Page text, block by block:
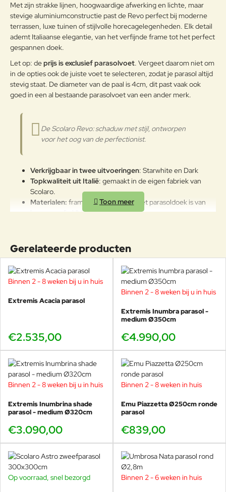
Aluminium
regelmatig te reinigen. Verricht de
reiniging vaker op plaatsen die
door een grote vochtigheid of een
zeeklimaat worden gekenmerkt.
en met water of neutrale
reinigingsmiddelen te reinigen. De
langdurige en continue
blootstelling aan intense uv-
eigenschappen van de mooie
gekleurde polyestercoating
lange tijd niet gebruikt worden of
in de winter te reinigen en op een
beschermde plek op te bergen of
af te dekken met de parasolhoes.
Waardering:
Waarderin
g:
Slecht Goed
Verder
Met zijn strakke lijnen, hoogwaardige afwerking en lichte, maar
stevige aluminiumconstructie past de Revo perfect bij moderne
terrassen, luxe tuinen of stijlvolle horecagelegenheden. Elk detail
ademt Italiaanse elegantie, van het verfijnde frame tot het perfect
gespannen doek.
Let op: deprijs is exclusief parasolvoet. Vergeet daarom niet om
in de opties ook de juiste voet te selecteren, zodat je parasol altijd
stevig staat. De diameter van de paal is 4cm, dit past vaak ook
goed in een al bestaande parasolvoet van een ander merk.
De Scolaro Revo: schaduw met stijl, ontworpen
voor het oog van de perfectionist.
Verkrijgbaar in twee uitvoeringen: Starwhite en Dark
Topkwaliteit uit Italië: gemaakt in de eigen fabriek van
Scolaro.
Materialen: frame van aluminium, het parasoldoek is van
hoogwaardig UV-bestendig Acryl.
in en uit te klappen.
Exclusief hoes: Een hoogwaardige parasolhoes kan bij de
Duurzaam, weerbestendig en onderhoudsvriendelijk.
Kom de Scolaro Revo parasol beijken in onze
winkel, we hebben hier altijd meerdere Scolaro
Met de Scolaro Revo centrale parasol kies je voor stijlvolle
schaduw en ultiem gemak, een echte eyecatcher die jarenlang
meegaat.
Gerelateerde producten
Binnen 2 - 8 weken bij u in huis
Extremis Acacia parasol
€2.535,00
Binnen 2 - 8 weken bij u in huis
Extremis Inumbra parasol -
medium Ø350cm
€4.990,00
Binnen 2 - 8 weken bij u in huis
Extremis Inumbrina shade
parasol - medium Ø320cm
€3.090,00
Binnen 2 - 8 weken in huis
Emu Piazzetta Ø250cm ronde
parasol
€839,00
Op voorraad, snel bezorgd Binnen 2 - 6 weken in huis